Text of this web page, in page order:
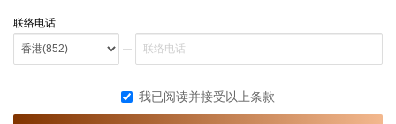
联络电话
我已阅读并接受以上条款